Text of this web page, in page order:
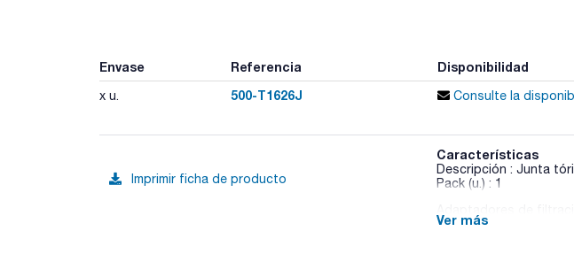
Envase Referencia Disponibilidad
x u. 500-T1626J Consulte la
Imprimir ficha de producto
Características
Descripción : Junta
Pack (u.) : 1
Ver más